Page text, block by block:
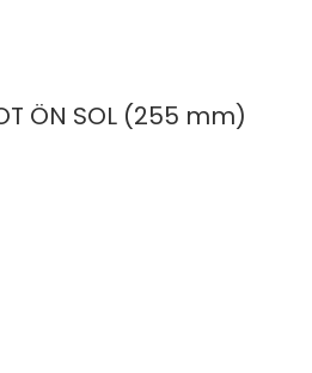
ÖN SOL (255 mm)